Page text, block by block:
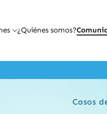
¿Quiénes somos?
Casos